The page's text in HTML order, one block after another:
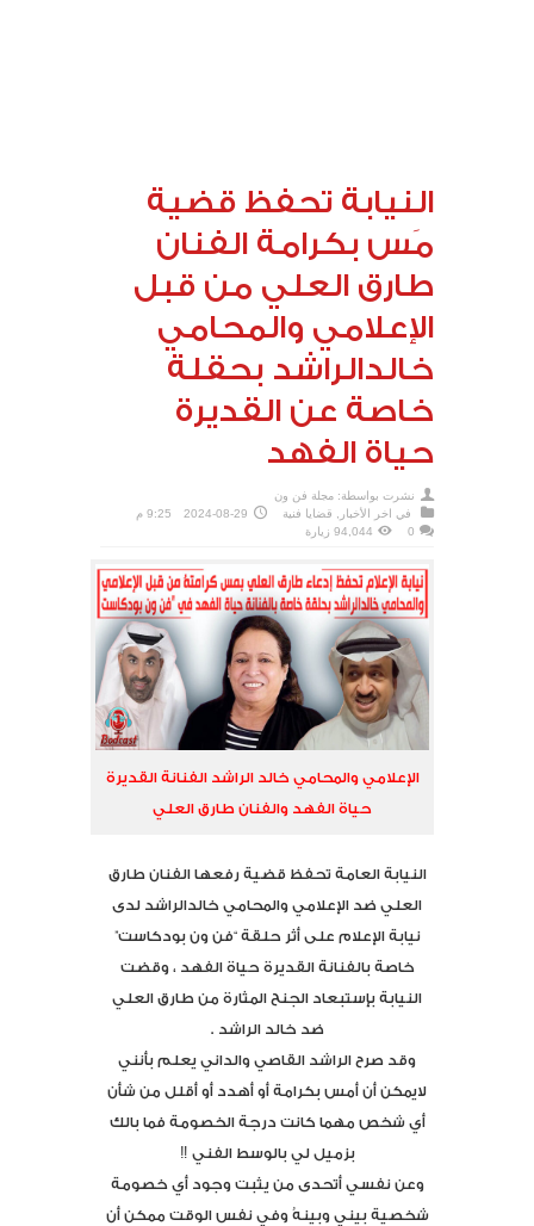
النيابة تحفظ قضية
مَس بكرامة الفنان
طارق العلي من قبل
الإعلامي والمحامي
خالدالراشد بحقلة
خاصة عن القديرة
حياة الفهد
نشرت بواسطة: مجلة فن ون
في اخر الأخبار , قضايا فنية 2024-08-29
9:25 م
0
94,044 زيارة
الإعلامي والمحامي خالد الراشد الفنانة القديرة
حياة الفهد والفنان طارق العلي
النيابة العامة تحفظ قضية رفعها الفنان طارق
العلي ضد الإعلامي والمحامي خالدالراشد لدى
نيابة الإعلام على أثر حلقة “فن ون بودكاست”
خاصة بالفنانة القديرة حياة الفهد ، وقضت
النيابة بإستبعاد الجنح المثارة من طارق العلي
ضد خالد الراشد .
وقد صرح الراشد القاصي والداني يعلم بأنني
لايمكن أن أمس بكرامة أو أهدد أو أقلل من شأن
أي شخص مهما كانت درجة الخصومة فما بالك
بزميل لي بالوسط الفني ‼️
وعن نفسي أتحدى من يثبت وجود أي خصومة
شخصية بيني وبينهُ وفي نفس الوقت ممكن أن